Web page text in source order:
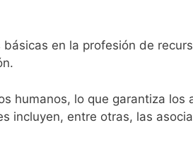
en la profesión de
humanos, lo que garantiza los
incluyen, entre otras, las